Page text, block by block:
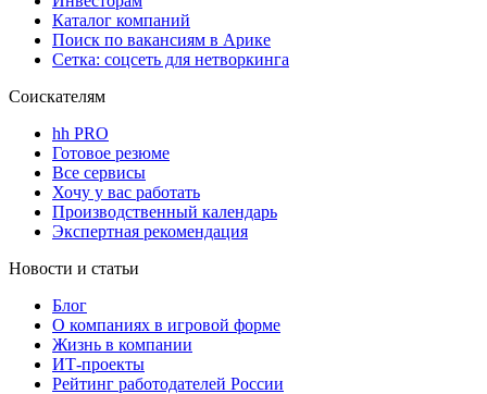
Каталог компаний
Поиск по вакансиям в Арике
Сетка: соцсеть для нетворкинга
Соискателям
hh PRO
Готовое резюме
Все сервисы
Хочу у вас работать
Производственный календарь
Экспертная рекомендация
Новости и статьи
Блог
О компаниях в игровой форме
Жизнь в компании
ИТ-проекты
Рейтинг работодателей России